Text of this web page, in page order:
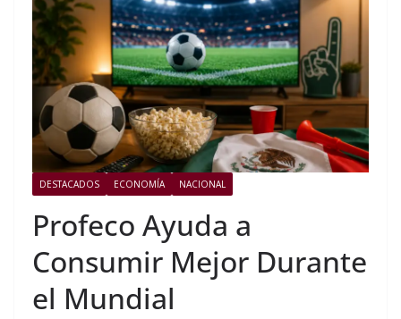
DESTACADOS ECONOMÍA NACIONAL
Profeco Ayuda a
Consumir Mejor Durante
el Mundial